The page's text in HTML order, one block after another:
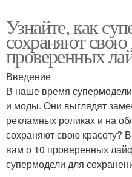
Узнайте, как
сохраняют свою
проверенных
Введение
В наше время
и моды. Они выглядят
рекламных роликах и на
сохраняют свою красоту?
вам о 10 проверенных
супермодели для